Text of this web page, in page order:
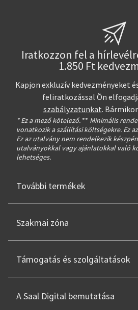
Iratkozzon fel a
1.850 Ft
Kapjon exkluzív kedvezményeket
feliratkozással Ön
szabályzatunkat.
* Ez a mező kötelező. ** Minimális
vonatkozik a szállítási költségekre. Ez
Ez az utalvány nem rendelkezik
utalványokkal vagy ajánlatokkal való
lehetséges.
További termékek
Szakmai zóna
Támogatás és szolgáltatások
A Saal Digital bemutatása